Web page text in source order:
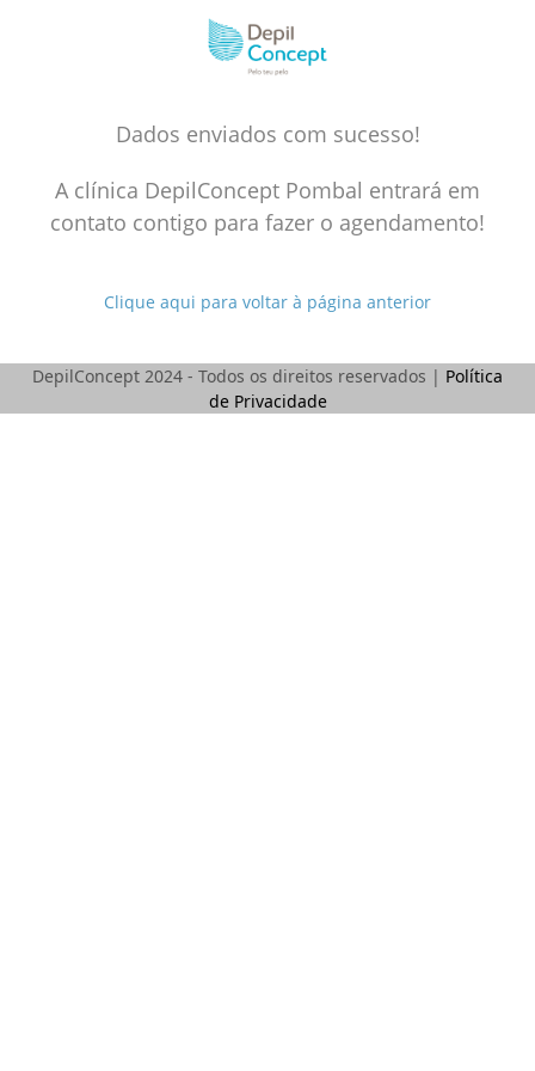
Dados enviados com sucesso!
A clínica DepilConcept Pombal entrará em
contato contigo para fazer o agendamento!
Clique aqui para voltar à página anterior
DepilConcept 2024 - Todos os direitos reservados | Política
de Privacidade